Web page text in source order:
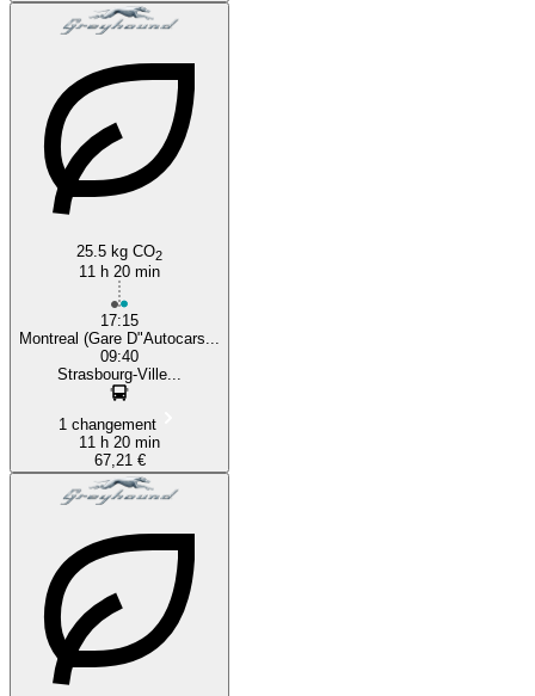
25.5 kg CO2
11 h 20 min
17:15
Montreal (Gare D"Autocars...
09:40
Strasbourg-Ville...
1 changement
11 h 20 min
67,21 €